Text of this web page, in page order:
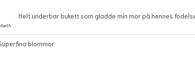
Helt underbar bukett som gladde min mor på hennes
blommor